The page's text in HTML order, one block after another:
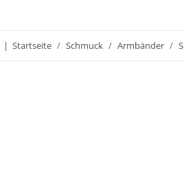
Startseite Schmuck Armbänder